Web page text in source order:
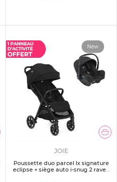
New
JOIE
Poussette duo parcel lx signature
eclipse + siège auto i-snug 2 raven